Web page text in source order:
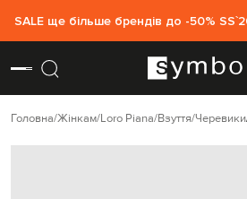
SALE ще більше брендів до -50%
Головна Жінкам Loro Piana Взуття Черевики